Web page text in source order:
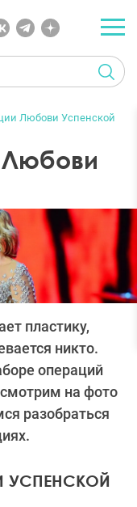
Любови Успенской
пластику,
никто.
операций
на фото
разобраться
УСПЕНСКОЙ